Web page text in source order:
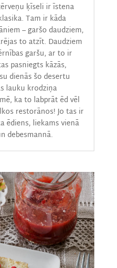
ķīseli ir īstena
Tam ir kāda
– garšo daudziem,
to atzīt. Daudziem
garšu, ar to ir
pasniegts kāzās,
dienās šo desertu
lauku krodziņa
ka to labprāt ēd vēl
restorānos! Jo tas ir
ēdiens, liekams vienā
debesmannā.